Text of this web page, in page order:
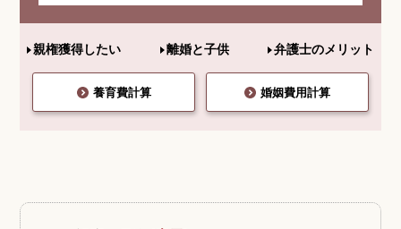
親権獲得したい 離婚と子供 弁護士のメリット
養育費計算 婚姻費用計算